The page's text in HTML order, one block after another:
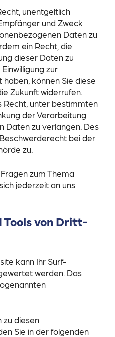
unentgeltlich
und Zweck
Daten zu
ein Recht, die
dieser Daten zu
zur
können Sie diese
Zukunft widerrufen.
Recht, unter bestimmten
der Verarbeitung
Daten zu verlangen. Des
bei der
zu.
zum Thema
jederzeit an uns
Tools von Dritt­
kann Ihr Surf-
werden. Das
zu diesen
Sie in der folgenden